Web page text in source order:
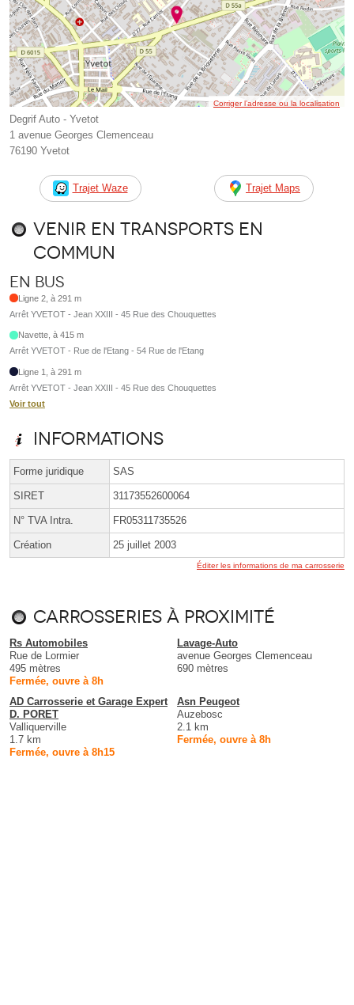
Corriger l’adresse ou la localisation
Degrif Auto - Yvetot
1 avenue Georges Clemenceau
76190 Yvetot
Trajet Waze Trajet Maps
Venir en transports en
commun
En bus
Ligne 2, à 291 m
Arrêt YVETOT - Jean XXIII - 45 Rue des Chouquettes
Navette, à 415 m
Arrêt YVETOT - Rue de l'Etang - 54 Rue de l'Etang
Ligne 1, à 291 m
Arrêt YVETOT - Jean XXIII - 45 Rue des Chouquettes
Voir tout
Informations
Forme juridique SAS
SIRET 31173552600064
N° TVA Intra. FR05311735526
Création 25 juillet 2003
Éditer les informations de ma carrosserie
Carrosseries à proximité
Rs Automobiles
Rue de Lormier
495 mètres
Fermée, ouvre à 8h
Lavage-Auto
avenue Georges Clemenceau
690 mètres
AD Carrosserie et Garage Expert
D. PORET
Valliquerville
1.7 km
Fermée, ouvre à 8h15
Asn Peugeot
Auzebosc
2.1 km
Fermée, ouvre à 8h